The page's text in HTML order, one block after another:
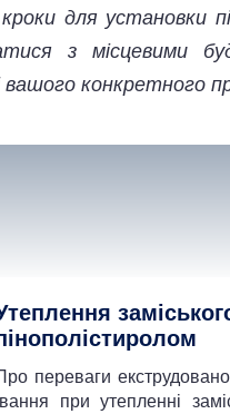
кроки для установки
з місцевими
вашого конкретного
переваги
при утепленні